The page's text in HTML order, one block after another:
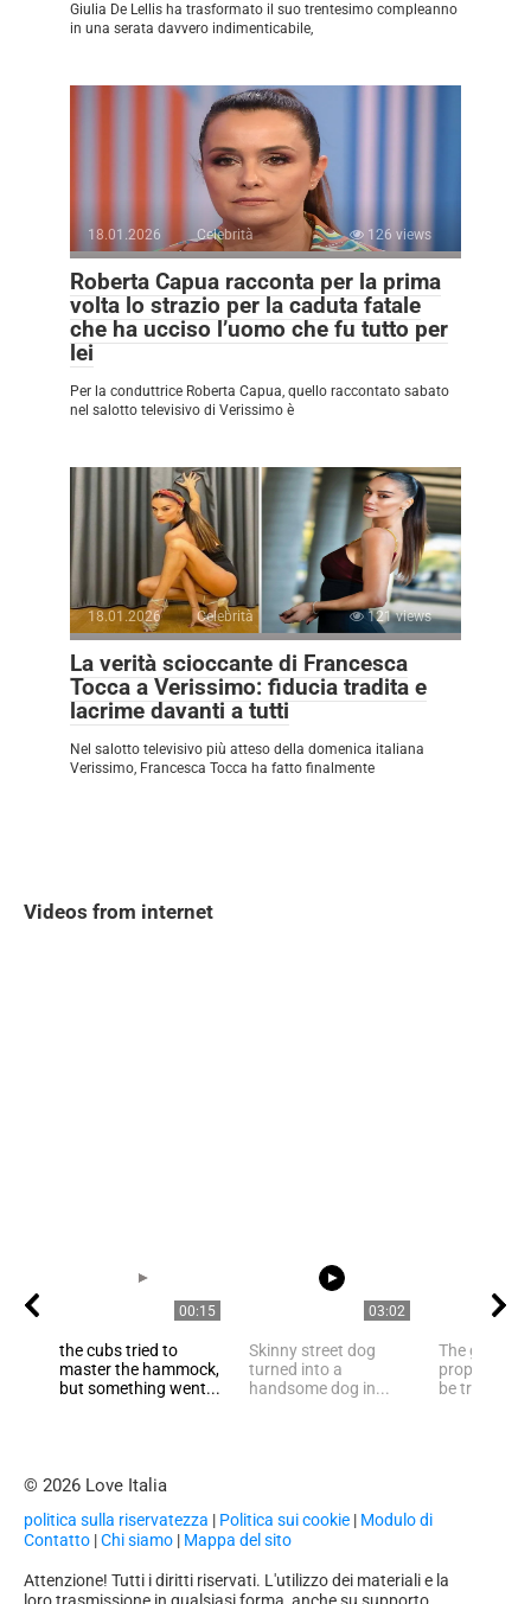
Giulia De Lellis ha trasformato il suo trentesimo compleanno
in una serata davvero indimenticabile,
18.01.2026 Celebrità 126 views
Roberta Capua racconta per la prima
volta lo strazio per la caduta fatale
che ha ucciso l’uomo che fu tutto per
lei
Per la conduttrice Roberta Capua, quello raccontato sabato
nel salotto televisivo di Verissimo è
18.01.2026 Celebrità 121 views
La verità scioccante di Francesca
Tocca a Verissimo: fiducia tradita e
lacrime davanti a tutti
Nel salotto televisivo più atteso della domenica italiana
Verissimo, Francesca Tocca ha fatto finalmente
Videos from internet
00:15
the cubs tried to
master the hammock,
but something went...
03:02
Skinny street dog
turned into a
handsome dog in...
The guy
proposal to
be treated
© 2026 Love Italia
politica sulla riservatezza | Politica sui cookie | Modulo di
Contatto |Chi siamo | Mappa del sito
Attenzione! Tutti i diritti riservati. L'utilizzo dei materiali e la